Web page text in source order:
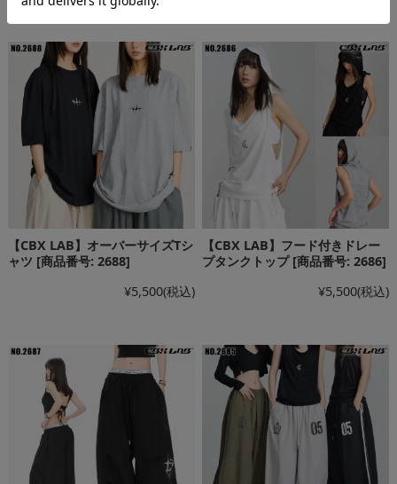
【CBX LAB】オーバーサイズTシ
ャツ [商品番号: 2688]
¥5,500(税込)
【CBX LAB】フード付きドレー
プタンクトップ [商品番号: 2686]
¥5,500(税込)